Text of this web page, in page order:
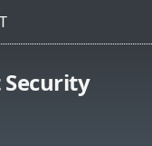
Security